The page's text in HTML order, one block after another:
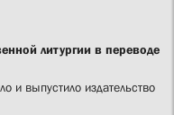
литургии в переводе
и выпустило издательство